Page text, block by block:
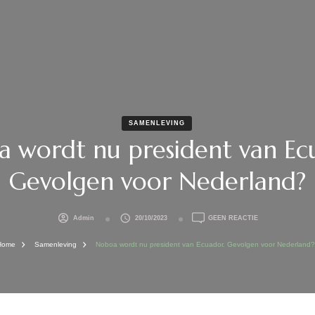
SAMENLEVING
wordt nu president van
Gevolgen voor Nederland?
Admin 20/10/2023 GEEN REACTIEOP
NU
Samenleving Noboa wordt nu president van Ecuador. Gevolgen voor Nederland?